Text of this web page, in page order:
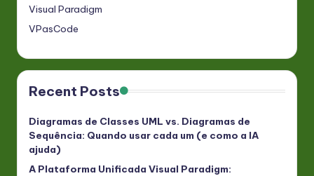
Visual Paradigm
VPasCode
Recent Posts
Diagramas de Classes UML vs. Diagramas de
Sequência: Quando usar cada um (e como a IA
ajuda)
A Plataforma Unificada Visual Paradigm: